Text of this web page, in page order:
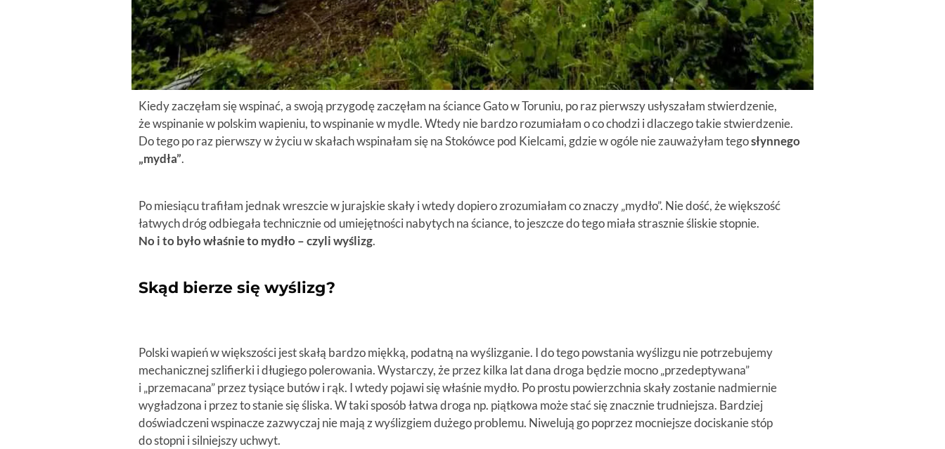
Kiedy zaczęłam się wspinać, a swoją przygodę zaczęłam na ściance Gato w Toruniu, po raz pierwszy usłyszałam stwierdzenie,
że wspinanie w polskim wapieniu, to wspinanie w mydle. Wtedy nie bardzo rozumiałam o co chodzi i dlaczego takie stwierdzenie.
Do tego po raz pierwszy w życiu w skałach wspinałam się na Stokówce pod Kielcami, gdzie w ogóle nie zauważyłam tegosłynnego
„mydła”.
Po miesiącu trafiłam jednak wreszcie w jurajskie skały i wtedy dopiero zrozumiałam co znaczy „mydło”. Nie dość, że większość
łatwych dróg odbiegała technicznie od umiejętności nabytych na ściance, to jeszcze do tego miała strasznie śliskie stopnie.
No i to było właśnie to mydło – czyli wyślizg.
Skąd bierze się wyślizg?
Polski wapień w większości jest skałą bardzo miękką, podatną na wyślizganie. I do tego powstania wyślizgu nie potrzebujemy
mechanicznej szlifierki i długiego polerowania. Wystarczy, że przez kilka lat dana droga będzie mocno „przedeptywana”
i „przemacana” przez tysiące butów i rąk. I wtedy pojawi się właśnie mydło. Po prostu powierzchnia skały zostanie nadmiernie
wygładzona i przez to stanie się śliska. W taki sposób łatwa droga np. piątkowa może stać się znacznie trudniejsza. Bardziej
doświadczeni wspinacze zazwyczaj nie mają z wyślizgiem dużego problemu. Niwelują go poprzez mocniejsze dociskanie stóp
do stopni i silniejszy uchwyt.